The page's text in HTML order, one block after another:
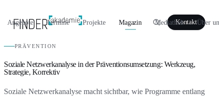
Angebote Termine Projekte Magazin Mediathek Über
Kontakt
PRÄVENTION
Soziale Netzwerkanalyse in der Präventionsumsetzung: Werkzeug,
Strategie, Korrektiv
Soziale Netzwerkanalyse macht sichtbar, wie Programme entlang